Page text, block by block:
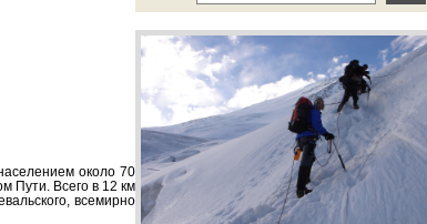
около 70
Пути. Всего в 12 км
всемирно